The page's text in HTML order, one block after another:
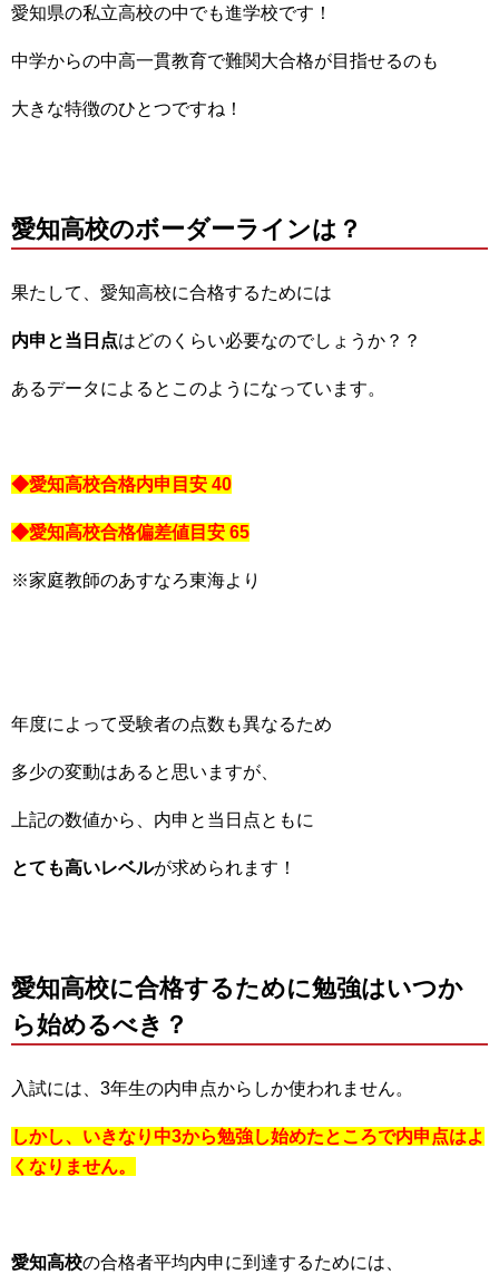
愛知県の私立高校の中でも進学校です！
中学からの中高一貫教育で難関大合格が目指せるのも
大きな特徴のひとつですね！
愛知高校のボーダーラインは？
果たして、愛知高校に合格するためには
内申と当日点はどのくらい必要なのでしょうか？？
あるデータによるとこのようになっています。
◆愛知高校合格内申目安 40
◆愛知高校合格偏差値目安 65
※家庭教師のあすなろ東海より
年度によって受験者の点数も異なるため
多少の変動はあると思いますが、
上記の数値から、内申と当日点ともに
とても高いレベルが求められます！
愛知高校に合格するために勉強はいつか
ら始めるべき？
入試には、3年生の内申点からしか使われません。
しかし、いきなり中3から勉強し始めたところで内申点はよ
くなりません。
愛知高校の合格者平均内申に到達するためには、